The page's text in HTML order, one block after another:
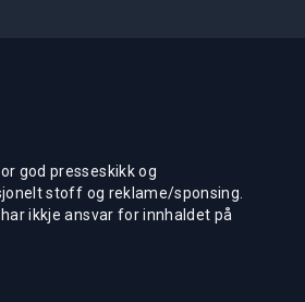
god presseskikk og
stoff og reklame/sponsing.
ikkje ansvar for innhaldet på